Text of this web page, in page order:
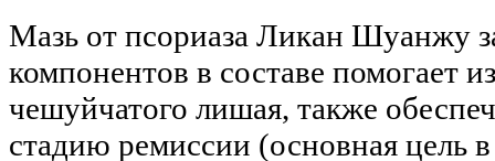
Мазь от псориаза Ликан Шуанжу
компонентов в составе помогает
чешуйчатого лишая, также
стадию ремиссии (основная цель